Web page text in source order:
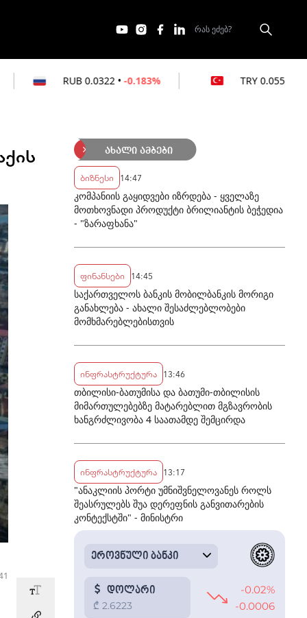
• -0.183% TRY 0%
ახალი ამბები
ბიზნესი 14:47
კომპანიის გაყიდვები იზრდება - ყველაზე
მოთხოვნადი პროდუქტი ბრილიანტის ბეჭედია
- "ზარაფხანა"
ფინანსები 14:45
საქართველოს ბანკის მობილბანკის მორიგი
განახლება - ახალი შესაძლებლობები
მომხმარებლებისთვის
ინფრასტრუქტურა 13:46
თბილისი-ბათუმისა და ბათუმი-თბილისის
მიმართულებებზე მატარებლით მგზავრობის
ხანგრძლივობა 4 საათამდე შემცირდა
ინფრასტრუქტურა 13:17
"ანაკლიის პორტი უმნიშვნელოვანეს როლს
შეასრულებს შუა დერეფნის განვითარების
კონტექსტში" - მინისტრი